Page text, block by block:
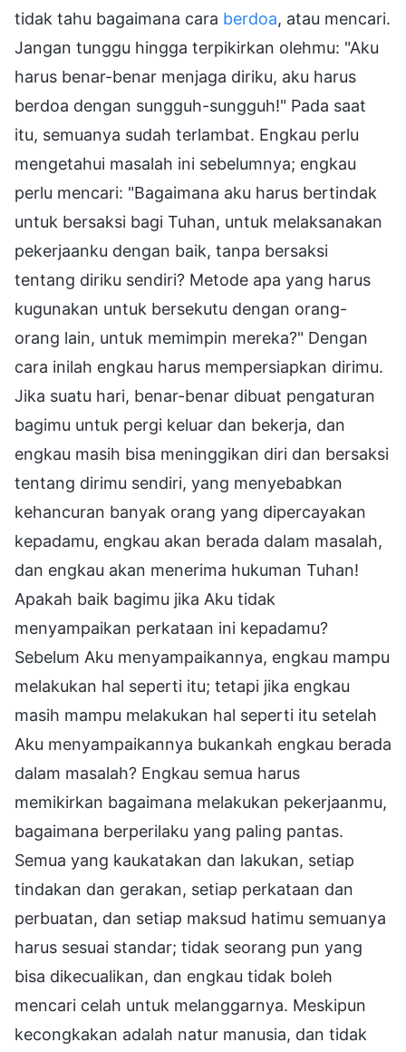
tidak tahu bagaimana cara berdoa, atau mencari.
Jangan tunggu hingga terpikirkan olehmu: "Aku
harus benar-benar menjaga diriku, aku harus
berdoa dengan sungguh-sungguh!" Pada saat
itu, semuanya sudah terlambat. Engkau perlu
mengetahui masalah ini sebelumnya; engkau
perlu mencari: "Bagaimana aku harus bertindak
untuk bersaksi bagi Tuhan, untuk melaksanakan
pekerjaanku dengan baik, tanpa bersaksi
tentang diriku sendiri? Metode apa yang harus
kugunakan untuk bersekutu dengan orang-
orang lain, untuk memimpin mereka?" Dengan
cara inilah engkau harus mempersiapkan dirimu.
Jika suatu hari, benar-benar dibuat pengaturan
bagimu untuk pergi keluar dan bekerja, dan
engkau masih bisa meninggikan diri dan bersaksi
tentang dirimu sendiri, yang menyebabkan
kehancuran banyak orang yang dipercayakan
kepadamu, engkau akan berada dalam masalah,
dan engkau akan menerima hukuman Tuhan!
Apakah baik bagimu jika Aku tidak
menyampaikan perkataan ini kepadamu?
Sebelum Aku menyampaikannya, engkau mampu
melakukan hal seperti itu; tetapi jika engkau
masih mampu melakukan hal seperti itu setelah
Aku menyampaikannya bukankah engkau berada
dalam masalah? Engkau semua harus
memikirkan bagaimana melakukan pekerjaanmu,
bagaimana berperilaku yang paling pantas.
Semua yang kaukatakan dan lakukan, setiap
tindakan dan gerakan, setiap perkataan dan
perbuatan, dan setiap maksud hatimu semuanya
harus sesuai standar; tidak seorang pun yang
bisa dikecualikan, dan engkau tidak boleh
mencari celah untuk melanggarnya. Meskipun
kecongkakan adalah natur manusia, dan tidak